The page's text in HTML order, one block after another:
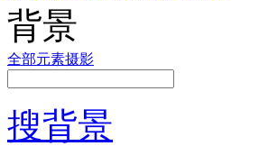
背景
全部元素摄影
搜背景